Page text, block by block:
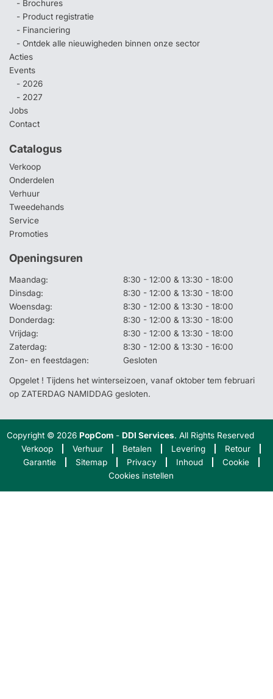
- Brochures
- Product registratie
- Financiering
- Ontdek alle nieuwigheden binnen onze sector
Acties
Events
- 2026
- 2027
Jobs
Contact
Catalogus
Verkoop
Onderdelen
Verhuur
Tweedehands
Service
Promoties
Openingsuren
Maandag:
8:30 - 12:00 & 13:30 - 18:00
Dinsdag:
8:30 - 12:00 & 13:30 - 18:00
Woensdag:
8:30 - 12:00 & 13:30 - 18:00
Donderdag:
8:30 - 12:00 & 13:30 - 18:00
Vrijdag:
8:30 - 12:00 & 13:30 - 18:00
Zaterdag:
8:30 - 12:00 & 13:30 - 16:00
Zon- en feestdagen:
Gesloten
Opgelet ! Tijdens het winterseizoen, vanaf oktober tem februari
op ZATERDAG NAMIDDAG gesloten.
Copyright © 2026PopCom -DDI Services. All Rights Reserved
Verkoop
Verhuur Betalen Levering
Retour
Garantie
Sitemap Privacy Inhoud
Cookie
Cookies instellen